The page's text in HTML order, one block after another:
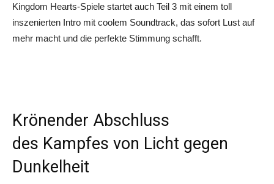
Kingdom Hearts-Spiele startet auch Teil 3 mit einem toll
inszenierten Intro mit coolem Soundtrack, das sofort Lust auf
mehr macht und die perfekte Stimmung schafft.
Krönender Abschluss
des Kampfes von Licht gegen
Dunkelheit